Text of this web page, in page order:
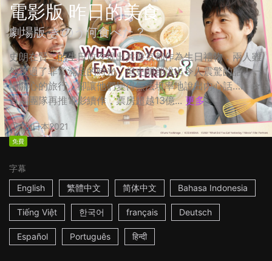
電影版 昨日的美食
劇場版 きのう何食べた？
史朗在賢二的生日前夕提出共遊京都作為生日禮物，兩人雖
然度過了非常滿足的時光，但史朗卻說出令人震驚的話！一
場開心的旅行，卻讓他們變得無法坦率地說出內心話…… ☆
日劇團隊再推電影續作，票房超越13億... 更多
2h日本2021
免費
字幕
English
繁體中文 简体中文 Bahasa Indonesia
Tiếng Việt 한국어 français Deutsch
Español Português हिन्दी